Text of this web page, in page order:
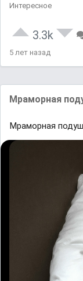
Интересное
3.3k
5 лет назад
Мраморная
Мраморная